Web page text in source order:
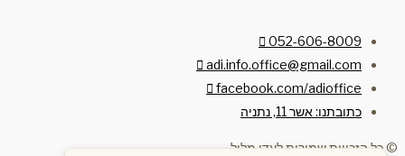
052-606-8009
adi.info.office@gmail.com
facebook.com/adioffice
כתובתנו: אשר 11, נתניה
© כל הזכויות שמורות לעדי מלול